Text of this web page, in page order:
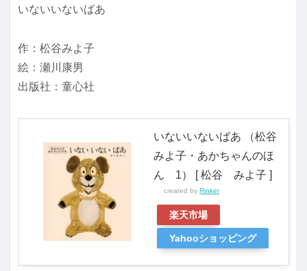
いないいないばあ
作：松谷みよ子
絵：瀬川康男
出版社：童心社
いないいないばあ （松谷
みよ子・あかちゃんのほ
ん 1） [ 松谷 みよ子 ]
created by Rinker
楽天市場
Yahooショッピング